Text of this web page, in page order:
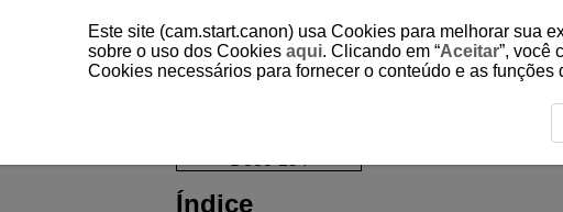
Alterar as
Índice
Este site (cam.start.canon) usa Cookies para melhorar sua
sobre o uso dos Cookies aqui. Clicando em “Aceitar”, você
Cookies necessários para fornecer o conteúdo e as